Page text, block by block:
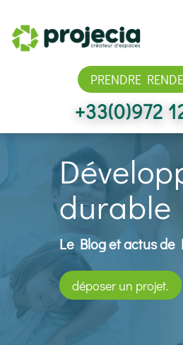
PRENDRE
+33(0)972
durable
Le Blog et actus de
déposer un projet.